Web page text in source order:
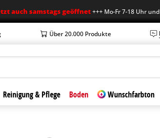
samstags geöffnet+++ Mo-Fr 7-18 Uhr und Sa
Über 20.000 Produkte
Reinigung & Pflege Boden Wunschfarbton